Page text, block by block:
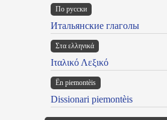
По русски
Итальянские глаголы
Στα ελληνικά
Ιταλικό Λεξικό
Ën piemontèis
Dissionari piemontèis